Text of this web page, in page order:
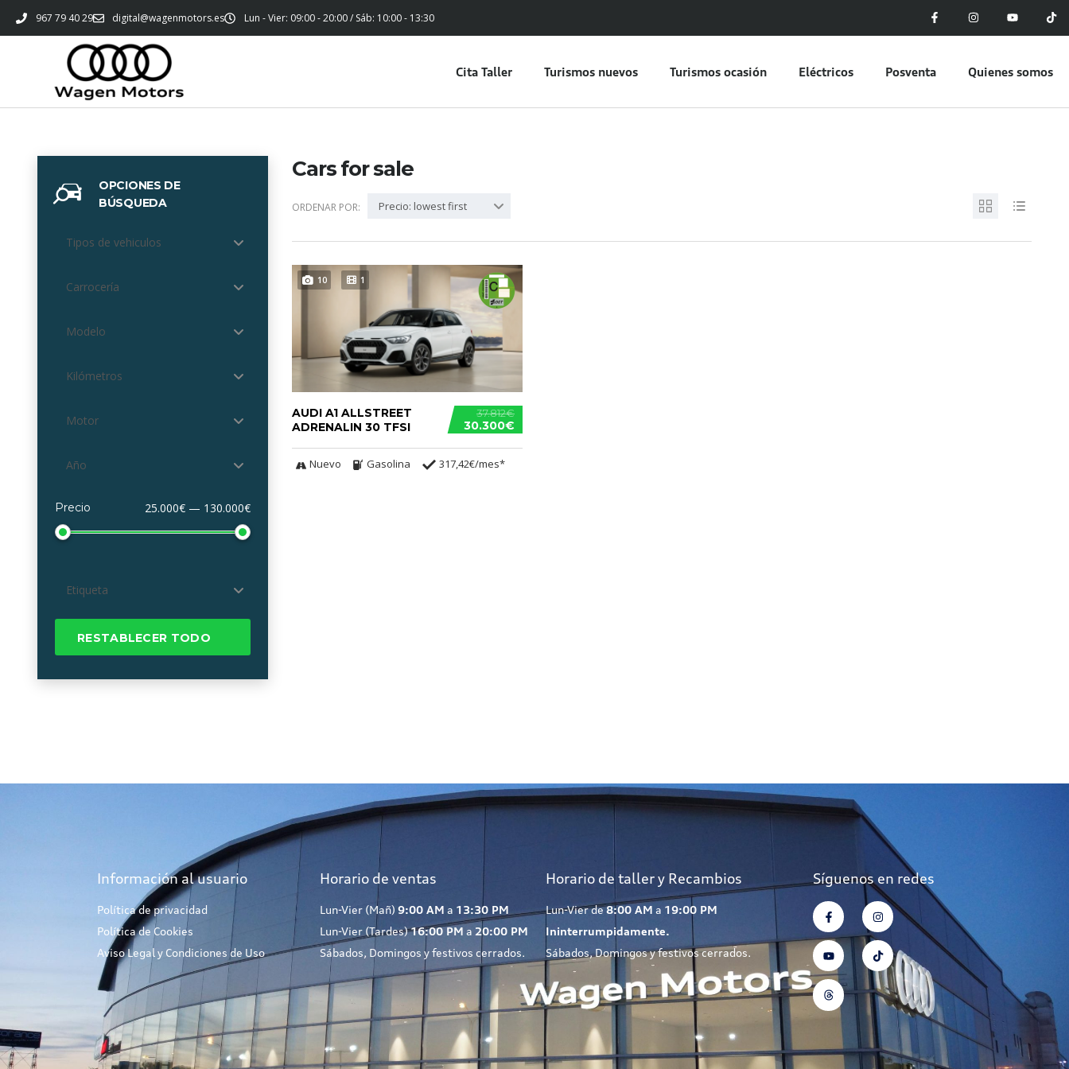
967 79 40 29 digital@wagenmotors.es Lun - Vier: 09:00 - 20:00 / Sáb: 10:00 - 13:30
Cita Taller Turismos nuevos Turismos ocasión Eléctricos Posventa Quienes somos
OPCIONES DE
BÚSQUEDA
Tipos de vehiculos
Carrocería
Modelo
Kilómetros
Motor
Año
Precio 25.000€ — 130.000€
Etiqueta
RESTABLECER TODO
Cars for sale
ORDENAR POR: Precio: lowest first
10 1
37.812€
30.300€
AUDI A1 ALLSTREET
ADRENALIN 30 TFSI
Nuevo Gasolina 317,42€/mes*
Información al usuario
Política de privacidad
Política de Cookies
Aviso Legal y Condiciones de Uso
Horario de ventas
Lun-Vier (Mañ) 9:00 AM a 13:30 PM
Lun-Vier (Tardes)16:00 PM a 20:00 PM
Sábados, Domingos y festivos cerrados.
Horario de taller y Recambios
Lun-Vier de8:00 AM a 19:00 PM
Ininterrumpidamente.
Sábados, Domingos y festivos cerrados.
Síguenos en redes